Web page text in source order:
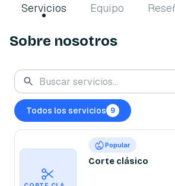
Servicios Equipo
Sobre nosotros
Todos los servicios 9
Popular
Corte clásico